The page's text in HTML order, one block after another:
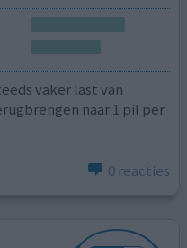
vaker last van
naar 1 pil per
0 reacties